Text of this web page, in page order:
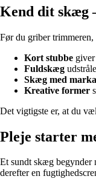
Kend dit skæg
Før du griber
Kort stubbe
Fuldskæg
Skæg med
Kreative former
Det vigtigste er, at du
Pleje starter
Et sundt skæg begynder
derefter en